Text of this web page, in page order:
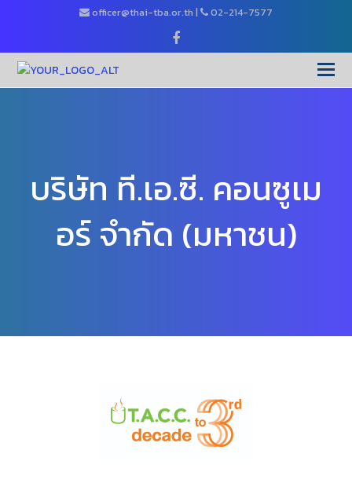
officer@thai-tba.or.th | 02-214-7577
บริษัท ที.เอ.ซี. คอนซูเม
อร์ จำกัด (มหาชน)